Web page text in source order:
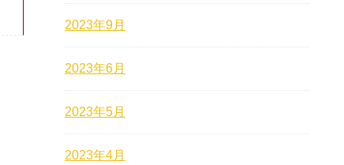
2023年9月
2023年6月
2023年5月
2023年4月